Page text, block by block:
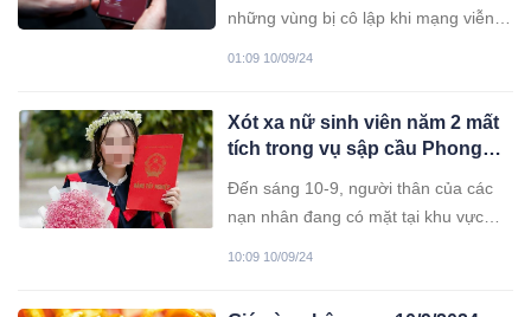
những vùng bị cô lập khi mạng viễn
người dân.
01:09 10/09/24
Xót xa nữ sinh viên năm 2 mất
tích trong vụ sập cầu Phong
Đến sáng 10-9, người thân của các
nạn nhân đang có mặt tại khu vực
10:09 10/09/24